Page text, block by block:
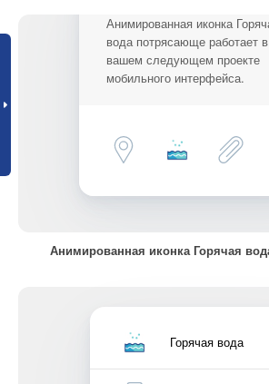
Анимированная иконка
вода потрясающе работает в
вашем следующем проекте
мобильного интерфейса.
Анимированная иконка Горячая
Горячая вода